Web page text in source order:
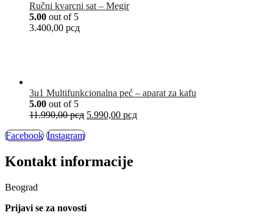
Ručni kvarcni sat – Megir
5.00 out of 5
3.400,00 рсд
3u1 Multifunkcionalna peć – aparat za kafu
5.00 out of 5
11.990,00рсд 5.990,00 рсд
Facebook Instagram
Kontakt informacije
Beograd
Prijavi se za novosti